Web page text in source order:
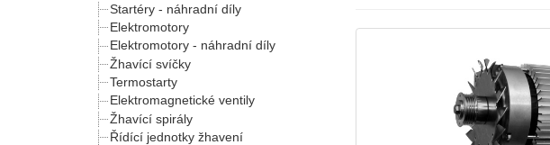
Startéry - náhradní díly
Elektromotory
Elektromotory - náhradní díly
Žhavící svíčky
Termostarty
Elektromagnetické ventily
Žhavící spirály
Řídící jednotky žhavení